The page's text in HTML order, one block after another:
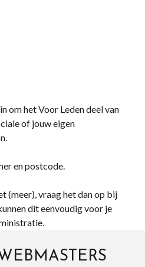
om het Voor Leden deel van
of jouw eigen
en postcode.
(meer), vraag het dan op bij
dit eenvoudig voor je